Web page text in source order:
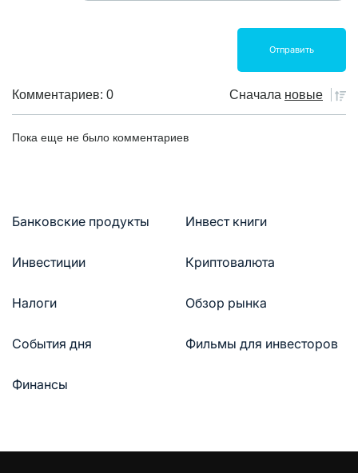
Комментариев: 0 Сначала новые
Пока еще не было комментариев
Банковские продукты Инвест книги
Инвестиции Криптовалюта
Налоги Обзор рынка
События дня Фильмы для инвесторов
Финансы